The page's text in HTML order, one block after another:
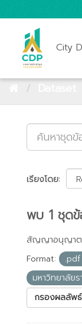
City
เรียงโดย
พบ 1 ชุด
สัญญาอนุญา
Format:
.pdf
มหาวิทยาลัย
กรองผลลัพธ์